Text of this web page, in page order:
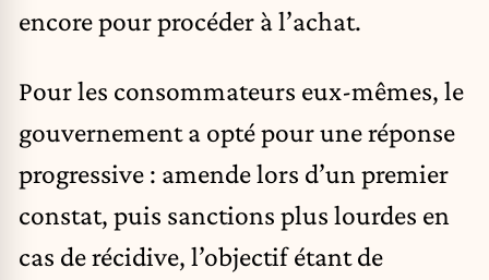
encore pour procéder à l’achat.
Pour les consommateurs eux-mêmes, le
gouvernement a opté pour une réponse
progressive : amende lors d’un premier
constat, puis sanctions plus lourdes en
cas de récidive, l’objectif étant de